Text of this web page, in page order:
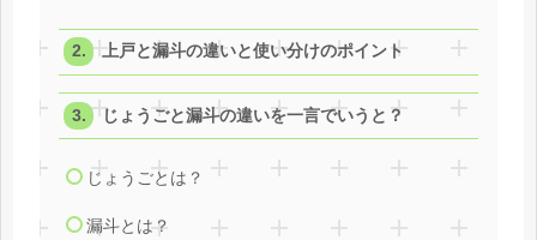
上戸と漏斗の違いと使い分けのポイント
じょうごと漏斗の違いを一言でいうと？
じょうごとは？
漏斗とは？